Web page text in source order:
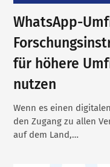
WhatsApp-
für höhere
nutzen
Wenn es einen
den Zugang zu allen
auf dem Land,…